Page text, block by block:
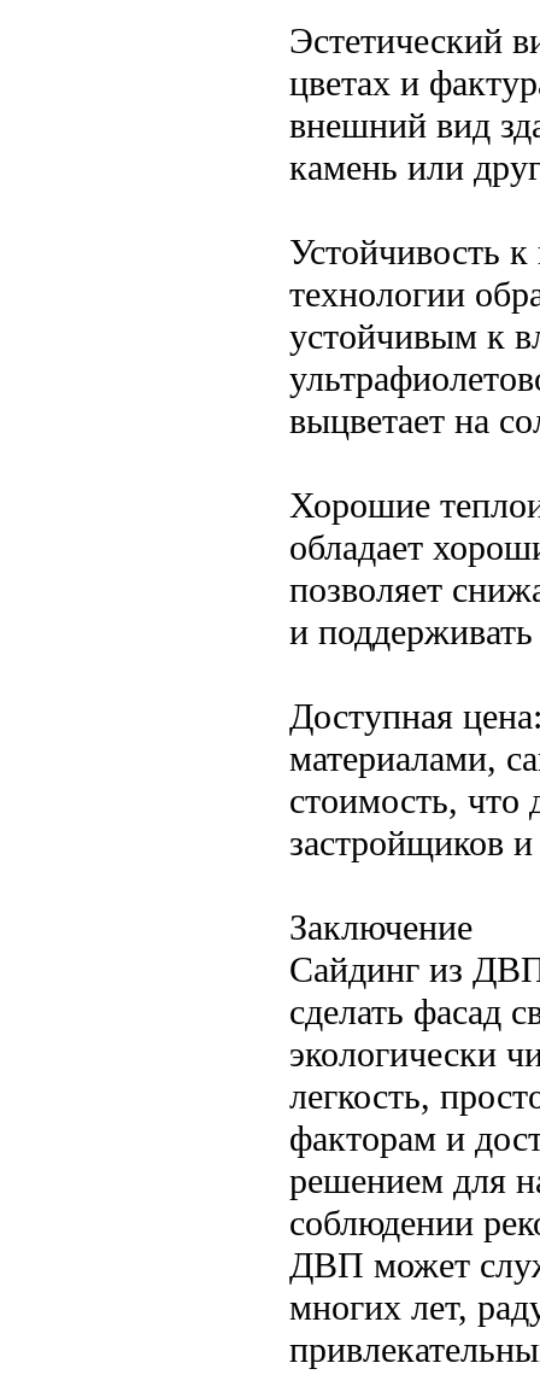
Эстетический
цветах и
внешний вид
камень или
Устойчивость
технологии
устойчивым к
выцветает на
Хорошие
обладает
позволяет
и
Доступная
материалами,
стоимость, что
застройщиков
Заключение
Сайдинг из
сделать фасад
экологически
легкость,
факторам и
решением для
соблюдении
ДВП может
многих лет,